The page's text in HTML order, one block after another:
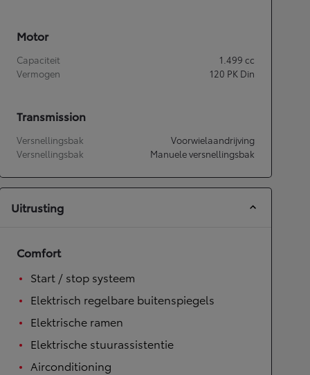
Motor
Capaciteit 1.499 cc
Vermogen
120 PK Din
Transmission
Versnellingsbak
Voorwielaandrijving
Versnellingsbak
Manuele versnellingsbak
Uitrusting
Comfort
Start / stop systeem
Elektrisch regelbare buitenspiegels
Elektrische ramen
Elektrische stuurassistentie
Airconditioning